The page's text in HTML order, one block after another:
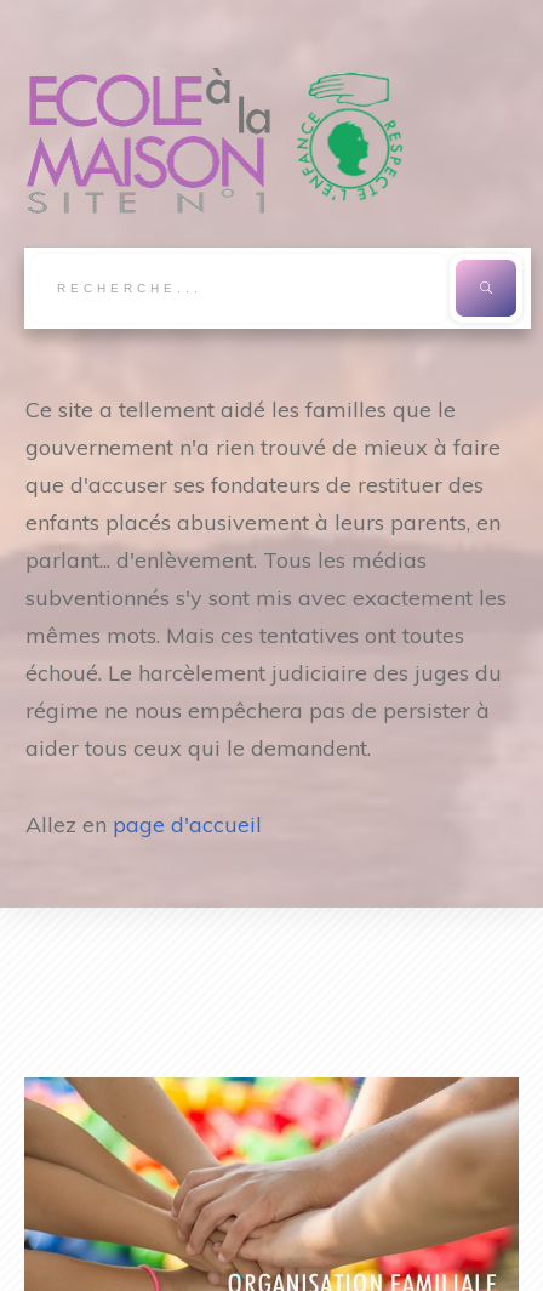
Ce site a tellement aidé les familles que le
gouvernement n'a rien trouvé de mieux à faire
que d'accuser ses fondateurs de restituer des
enfants placés abusivement à leurs parents, en
parlant... d'enlèvement. Tous les médias
subventionnés s'y sont mis avec exactement les
mêmes mots. Mais ces tentatives ont toutes
échoué. Le harcèlement judiciaire des juges du
régime ne nous empêchera pas de persister à
aider tous ceux qui le demandent.
Allez en page d'accueil